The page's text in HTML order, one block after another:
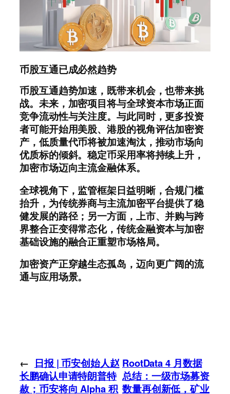
币股互通已成必然趋势
币股互通趋势加速，既带来机会，也带来挑
战。未来，加密项目将与全球资本市场正面
竞争流动性与关注度。与此同时，更多投资
者可能开始用美股、港股的视角评估加密资
产，低质量代币将被加速淘汰，推动市场向
优质标的倾斜。稳定币采用率将持续上升，
加密市场迈向主流金融体系。
全球视角下，监管框架日益明晰，合规门槛
抬升，为传统券商与主流加密平台提供了稳
健发展的路径；另一方面，上市、并购与跨
界整合正变得常态化，传统金融资本与加密
基础设施的融合正重塑市场格局。
加密资产正穿越生态孤岛，迈向更广阔的流
通与应用场景。
← 日报 | 币安创始人赵
长鹏确认申请特朗普特
赦；币安将向 Alpha 积
RootData 4 月数据
总结：一级市场募资
数量再创新低，矿业